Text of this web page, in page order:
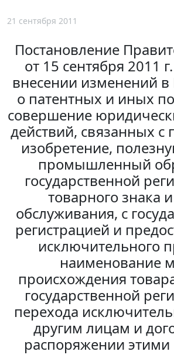
21 сентября 2011
Постановление
от 15 сентября 2011
внесении изменений
о патентных и иных
совершение
действий, связанных с
изобретение,
промышленный
государственной
товарного знака
обслуживания, с
регистрацией и
исключительного
наименование
происхождения
государственной
перехода
другим лицам и
распоряжении этими